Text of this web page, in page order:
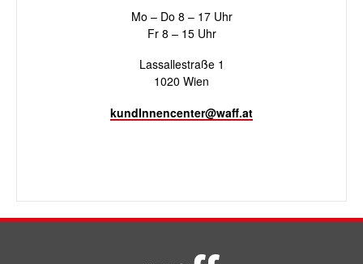
Mo – Do 8 – 17 Uhr
Fr 8 – 15 Uhr
Lassallestraße 1
1020 Wien
kundInnencenter@waff.at